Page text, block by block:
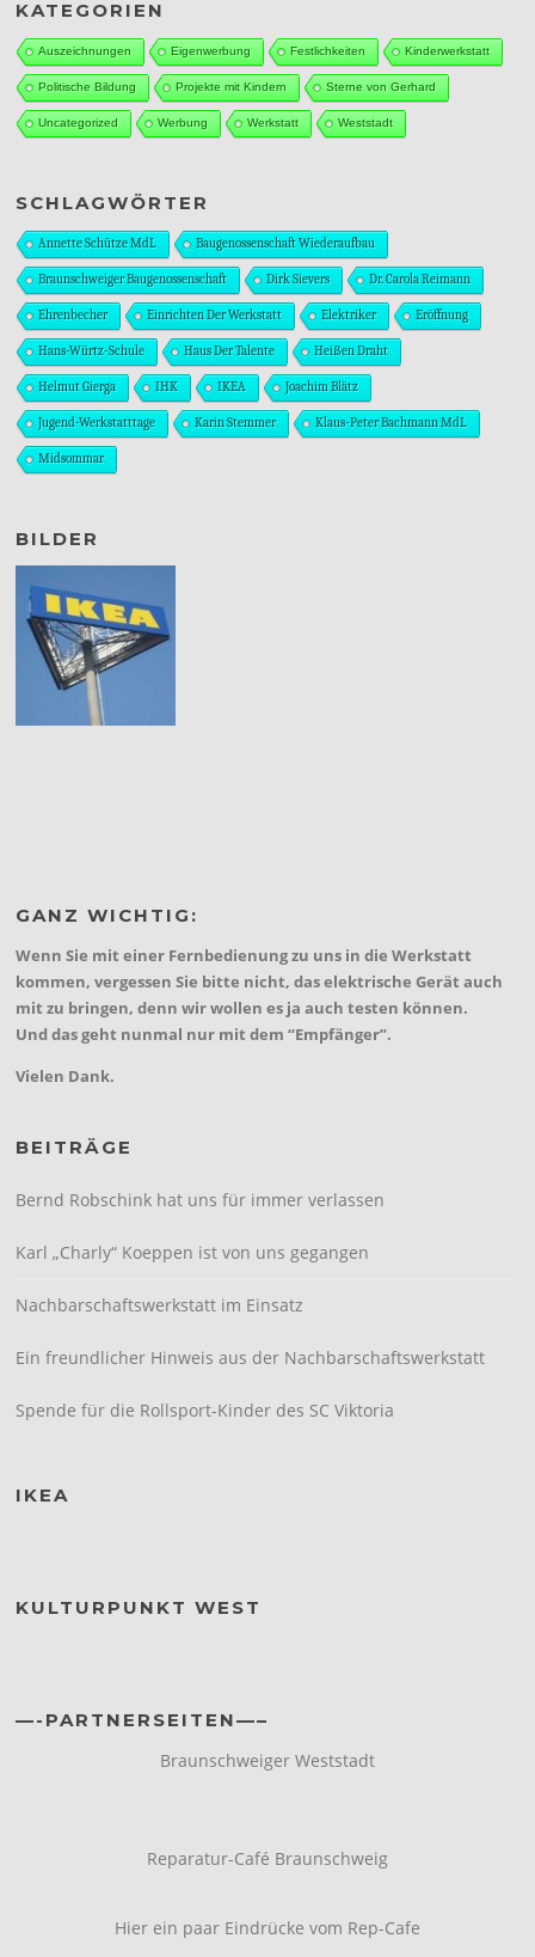
KATEGORIEN
Auszeichnungen Eigenwerbung Festlichkeiten Kinderwerkstatt
Politische Bildung Projekte mit Kindern Sterne von Gerhard
Uncategorized Werbung Werkstatt Weststadt
SCHLAGWÖRTER
Annette Schütze MdL Baugenossenschaft Wiederaufbau
Braunschweiger Baugenossenschaft Dirk Sievers Dr. Carola Reimann
Ehrenbecher Einrichten Der Werkstatt Elektriker Eröffnung
Hans-Würtz-Schule Haus Der Talente Heißen Draht
Helmut Gierga IHK IKEA Joachim Blätz
Jugend-Werkstatttage Karin Stemmer Klaus-Peter Bachmann MdL
Midsommar
BILDER
GANZ WICHTIG:
Wenn Sie mit einer Fernbedienung zu uns in die Werkstatt
kommen, vergessen Sie bitte nicht, das elektrische Gerät auch
mit zu bringen, denn wir wollen es ja auch testen können.
Und das geht nunmal nur mit dem “Empfänger”.
Vielen Dank.
BEITRÄGE
Bernd Robschink hat uns für immer verlassen
Karl „Charly“ Koeppen ist von uns gegangen
Nachbarschaftswerkstatt im Einsatz
Ein freundlicher Hinweis aus der Nachbarschaftswerkstatt
Spende für die Rollsport-Kinder des SC Viktoria
IKEA
KULTURPUNKT WEST
—-PARTNERSEITEN—–
Braunschweiger Weststadt
Reparatur-Café Braunschweig
Hier ein paar Eindrücke vom Rep-Cafe